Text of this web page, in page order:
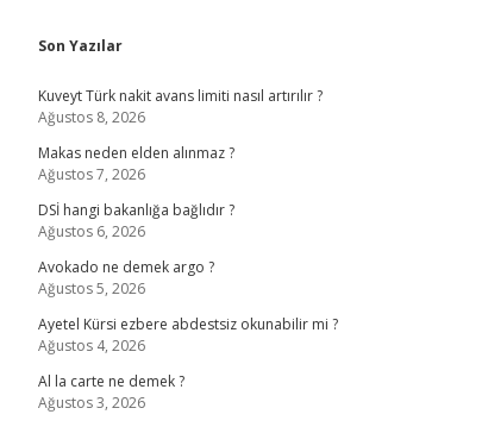
Sidebar
Son Yazılar
Kuveyt Türk nakit avans limiti nasıl artırılır ?
Ağustos 8, 2026
Makas neden elden alınmaz ?
Ağustos 7, 2026
DSİ hangi bakanlığa bağlıdır ?
Ağustos 6, 2026
Avokado ne demek argo ?
Ağustos 5, 2026
Ayetel Kürsi ezbere abdestsiz okunabilir mi ?
Ağustos 4, 2026
Al la carte ne demek ?
Ağustos 3, 2026